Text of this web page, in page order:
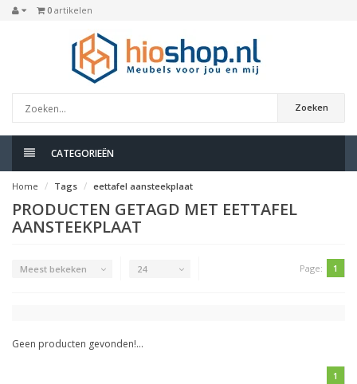
0 artikelen
Zoeken
CATEGORIEËN
Home Tags eettafel aansteekplaat
PRODUCTEN GETAGD MET EETTAFEL
AANSTEEKPLAAT
Meest bekeken 24 Page: 1
Geen producten gevonden!...
1